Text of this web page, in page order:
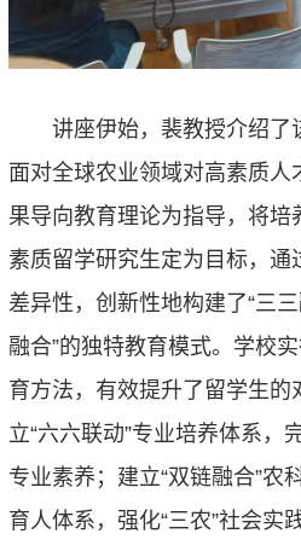
讲座伊始，裴教授介绍了
面对全球农业领域对高素质人
果导向教育理论为指导，将培
素质留学研究生定为目标， 通
差异性，创新性地构建了“三
融合”的独特教育模式。 学校
育方法，有效提升了留学生的
立“六六联动”专业培养体系，
专业素养；建立“双链融合”农
育人体系，强化“三农”社会实